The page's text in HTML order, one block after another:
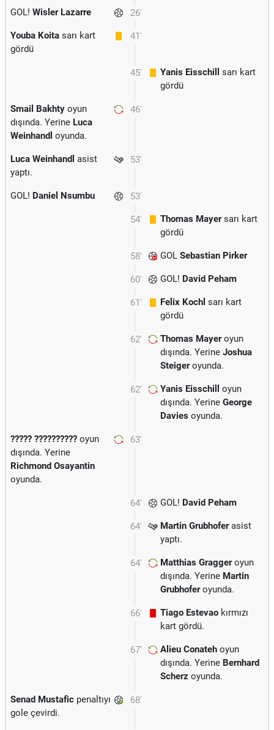
26'
GOL! Wisler Lazarre
41'
Youba Koita sarı kart
gördü
45' Yanis Eisschill
sarı kart
gördü
46'
Smail Bakhty oyun
dışında. Yerine Luca
Weinhandl oyunda.
53'
Luca Weinhandl asist
yaptı.
53'
GOL! Daniel Nsumbu
54' Thomas Mayersarı kart
gördü
58' GOL Sebastian Pirker
60' GOL! David Peham
61' Felix Kochl sarı kart
gördü
62' Thomas Mayeroyun
dışında. Yerine Joshua
Steigeroyunda.
62' Yanis Eisschill
oyun
dışında. Yerine George
Davies oyunda.
63'
????? ?????????? oyun
dışında. Yerine
Richmond Osayantin
oyunda.
64' GOL! David Peham
64' Martin Grubhoferasist
yaptı.
64' Matthias Graggeroyun
dışında. Yerine Martin
Grubhoferoyunda.
66' Tiago Estevao kırmızı
kart gördü.
67' Alieu Conateh oyun
dışında. Yerine Bernhard
Scherz oyunda.
68'
Senad Mustafic penaltıyı
gole çevirdi.